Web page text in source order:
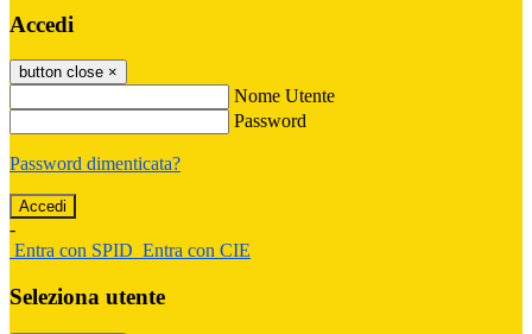
Accedi
button close ×
Nome Utente
Password
Password dimenticata?
-
Entra con SPID Entra con CIE
Seleziona utente